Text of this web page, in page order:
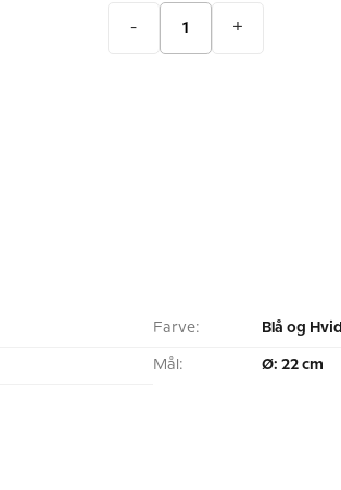
- +
Farve: Blå og Hvid
Mål: Ø: 22 cm